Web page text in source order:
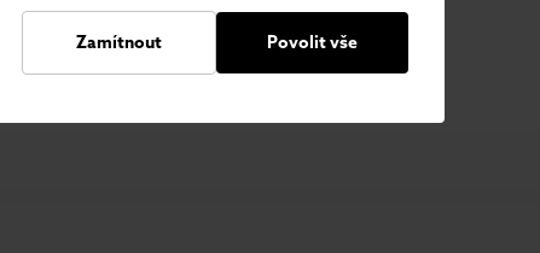
Zamítnout Povolit vše